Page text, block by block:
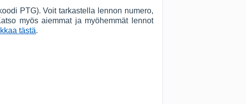
PTG). Voit tarkastella lennon numero,
myös aiemmat ja myöhemmät lennot
tästä.